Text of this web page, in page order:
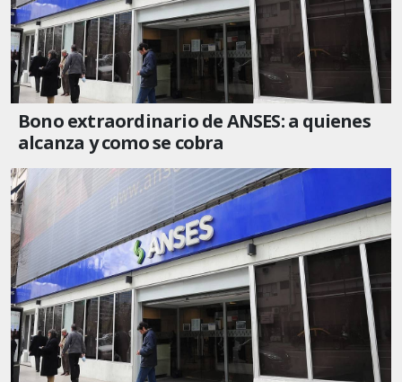
Bono extraordinario de ANSES: a quienes
alcanza y como se cobra